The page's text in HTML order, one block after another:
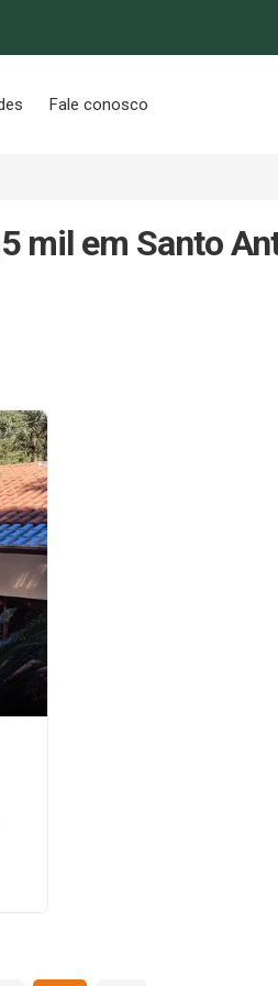
Fale conosco
mil em Santo